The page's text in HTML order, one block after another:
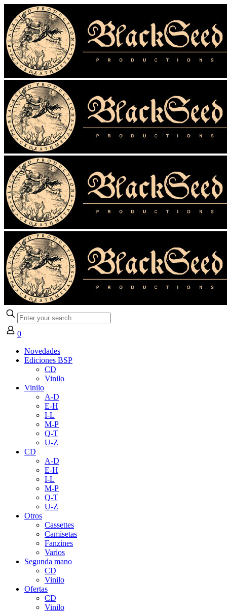
0
Novedades
Ediciones BSP
CD
Vinilo
Vinilo
A-D
E-H
I-L
M-P
Q-T
U-Z
CD
A-D
E-H
I-L
M-P
Q-T
U-Z
Otros
Cassettes
Camisetas
Fanzines
Varios
Segunda mano
CD
Vinilo
Ofertas
CD
Vinilo